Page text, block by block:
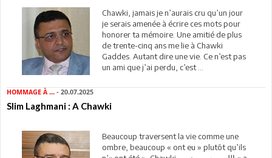
Chawki, jamais je n’aurais cru qu’un jour
je serais amenée à écrire ces mots pour
honorer ta mémoire. Une amitié de plus
de trente-cinq ans me lie à Chawki
Gaddes. Autant dire une vie. Ce n’est pas
un ami que j’ai perdu, c’est ...
HOMMAGE À ... - 20.07.2025
Slim Laghmani : A Chawki
Beaucoup traversent la vie comme une
ombre, beaucoup « ont eu » plutôt qu’ils